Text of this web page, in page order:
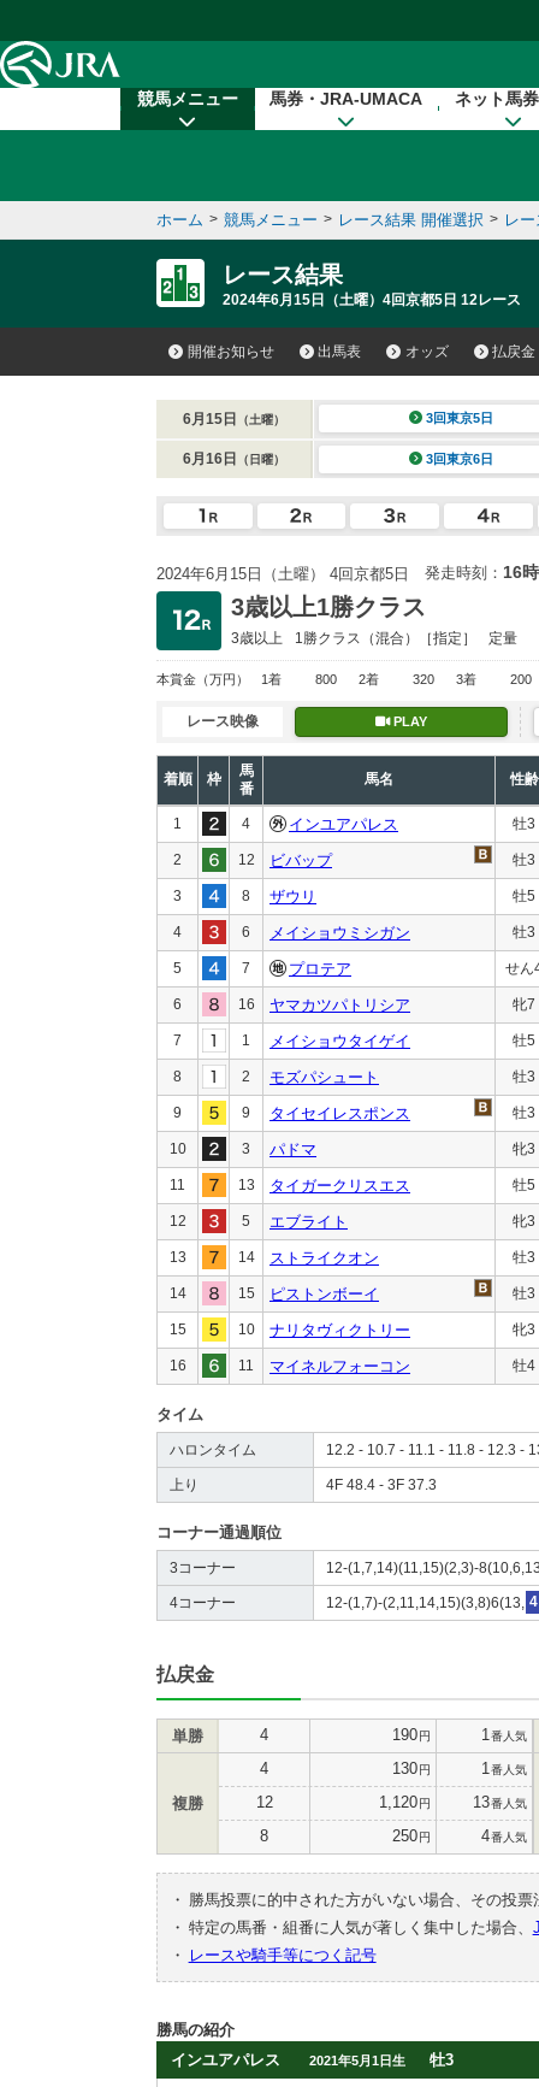
競馬メニュー 馬券・JRA-UMACA ネット馬
ホーム > 競馬メニュー > レース結果 開催選択 > レ
レース結果
2024年6月15日（土曜）4回京都5日 12レース
開催お知らせ 出馬表 オッズ 払戻金
6月15日 （土曜） 3回東京5日
6月16日 （日曜） 3回東京6日
2024年6月15日（土曜） 4回京都5日 発走時刻： 16
3歳以上1勝クラス
3歳以上 1勝クラス （混合）［指定］ 定量
本賞金 （万円） 1着 800 2着 320 3着 200
レース映像 PLAY
着順 枠
馬
番
馬名 性齢
1 4 インユアパレス 牡3
2 12 ビバップ 牡3
3 8 ザウリ 牡5
4 6 メイショウミシガン 牡3
5 7 プロテア せん
6 16 ヤマカツパトリシア 牝7
7 1 メイショウタイゲイ 牡5
8 2 モズパシュート 牡3
9 9 タイセイレスポンス 牡3
10 3 パドマ 牝3
11 13 タイガークリスエス 牡5
12 5 エブライト 牝3
13 14 ストライクオン 牡3
14 15 ピストンボーイ 牡3
15 10 ナリタヴィクトリー 牝3
16 11 マイネルフォーコン 牡4
タイム
ハロンタイム 12.2 - 10.7 - 11.1 - 11.8 - 12.3 -
上り 4F 48.4 - 3F 37.3
コーナー通過順位
3コーナー 12-(1,7,14)(11,15)(2,3)-
4コーナー 12-(1,7)-(2,11,14,15)(3,8)6(13, 4
払戻金
単勝 4 190円 1 番人気
複勝
4 130円 1 番人気
12 1,120円 13番人気
8 250円 4番人気
・
勝馬投票に的中された方がいない場合、その投
・ 特定の馬番・組番に人気が著しく集中した場合、
・
レースや騎手等につく記号
勝馬の紹介
インユアパレス
2021年5月1日生 牡3